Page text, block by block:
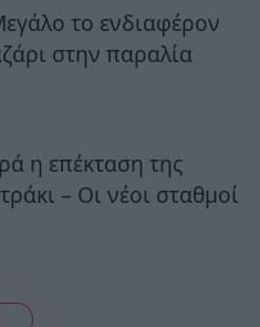
το ενδιαφέρον
στην παραλία
η επέκταση της
– Οι νέοι σταθμοί